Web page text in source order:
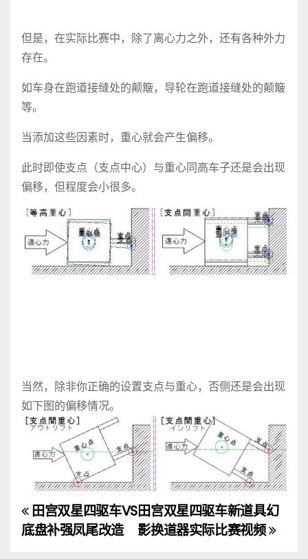
但是，在实际比赛中，除了离心力之外，还有各种外力
存在。
如车身在跑道接缝处的颠簸，导轮在跑道接缝处的颠簸
等。
当添加这些因素时，重心就会产生偏移。
此时即使支点（支点中心）与重心同高车子还是会出现
偏移，但程度会小很多。
当然，除非你正确的设置支点与重心，否侧还是会出现
如下图的偏移情况。
文
章
田宫双星四驱车新道具幻
影换道器实际比赛视频
田宫双星四驱车VS
底盘补强凤尾改造